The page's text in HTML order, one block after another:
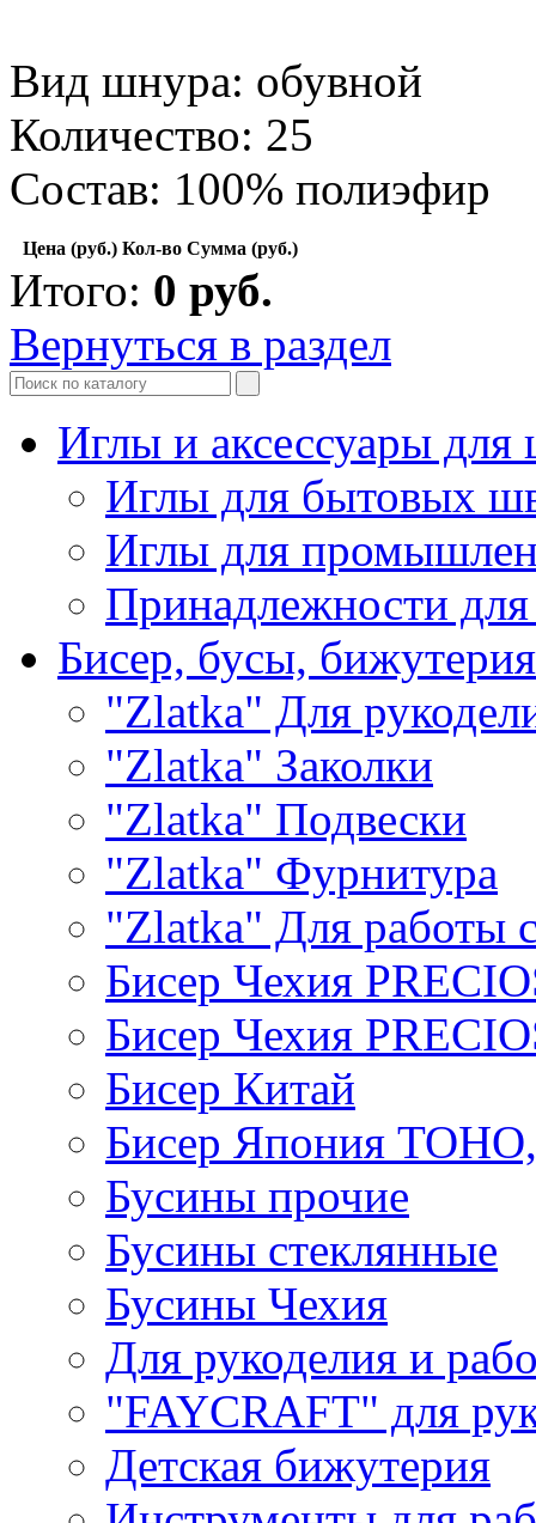
Вид шнура: обувной
Количество: 25
Состав: 100% полиэфир
Цена (руб.) Кол-во Сумма (руб.)
Итого: 0 руб.
Вернуться в раздел
Иглы и аксессуары
Иглы для бытовых
Иглы для
Принадлежности
Бисер, бусы, бижутерия
"Zlatka" Для
"Zlatka" Заколки
"Zlatka" Подвески
"Zlatka" Фурнитура
"Zlatka" Для работы
Бисер Чехия
Бисер Чехия
Бисер Китай
Бисер Япония
Бусины прочие
Бусины стеклянные
Бусины Чехия
Для рукоделия и
"FAYCRAFT" для
Детская бижутерия